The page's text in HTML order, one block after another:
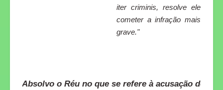
iter criminis, resolve ele
cometer a infração mais
grave."
Absolvo o Réu no que se refere à acusação do